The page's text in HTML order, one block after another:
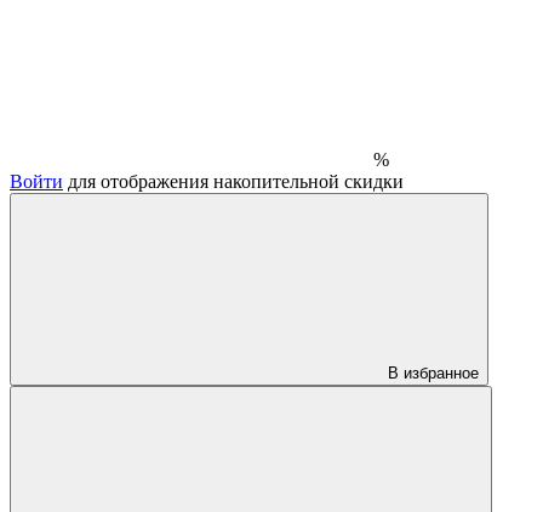
%
Войти для отображения накопительной скидки
В избранное